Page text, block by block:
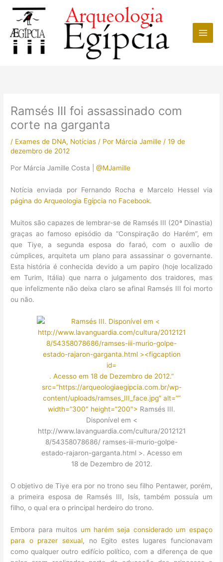
conteúdo
Ramsés III foi assassinado com
corte na garganta
/ Exames de DNA, Notícias / Por Márcia Jamille /19 de
dezembro de 2012
Por Márcia Jamille Costa |@MJamille
Notícia enviada por Fernando Rocha e Marcelo Hessel via
página do Arqueologia Egípcia no Facebook.
Muitos são capazes de lembrar-se de Ramsés III (20ª Dinastia)
graças ao famoso episódio da “Conspiração do Harém”, em
que Tiye, a segunda esposa do faraó, com o auxílio de
cúmplices, arquiteta um plano para assassinar o governante.
Esta história é conhecida devido a um papiro (hoje localizado
em Turim, Itália) que narra o julgamento dos traidores, mas
que infelizmente não deixa claro se afinal Ramsés III foi morto
ou não.
. Acesso em 18 de Dezembro de 2012.”
src=”https://arqueologiaegipcia.com.br/wp-
content/uploads/ramses_III_face.jpg” alt=””
width=”300″ height=”200″> Ramsés III.
Disponível em <
http://www.lavanguardia.com/cultura/2012121
8/54358078686/ ramses-iii-murio-golpe-
estado-rajaron-garganta.html >. Acesso em
18 de Dezembro de 2012.
O objetivo de Tiye era por no trono seu filho Pentawer, porém,
a primeira esposa de Ramsés III, Isís, também possuía um
filho, o qual era o principal herdeiro do trono.
Embora para muitos um harém seja considerado um espaço
para o prazer sexual, no Egito estes lugares funcionavam
como qualquer outro edifício político, com a diferença de que